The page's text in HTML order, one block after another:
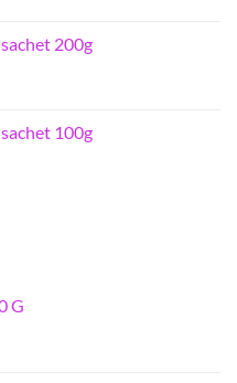
200g
100g
G